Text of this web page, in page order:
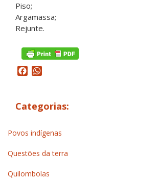
Piso;
Argamassa;
Rejunte.
Facebook
Categorias:
Povos indígenas
Questões da terra
Quilombolas